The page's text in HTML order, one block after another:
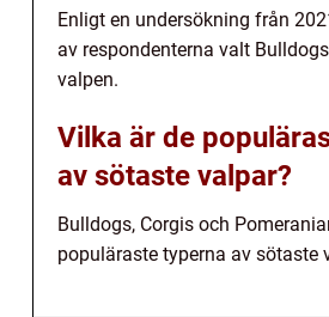
Enligt en undersökning från
av respondenterna valt
valpen.
Vilka är de
av sötaste valpar?
Bulldogs, Corgis och
populäraste typerna av sötaste